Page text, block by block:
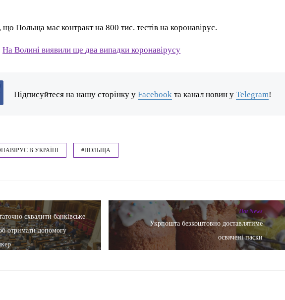
Польща має контракт на 800 тис. тестів на коронавірус.
На Волині виявили ще два випадки коронавірусу
Підписуйтеся на нашу сторінку уFacebook та канал новин уTelegram!
В УКРАЇНІ #ПОЛЬЩА
схвалити банківське
отримати допомогу
Hot News
Укрпошта безкоштовно доставлятиме
освячені паски